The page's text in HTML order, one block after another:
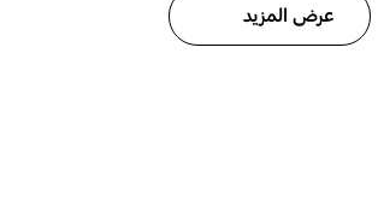
عرض المزيد